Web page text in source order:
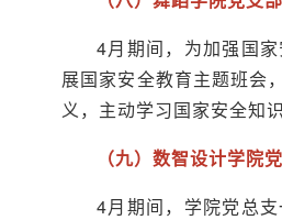
4月期间，为加强国
展国家安全教育主题班会
义，主动学习国家安全知识
（九）数智设计学院
4月期间，学院党总